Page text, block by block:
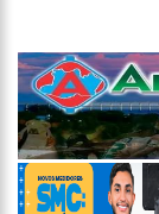
Dudu
10:22 El Niño
13:09 Ipem-AM
13:05 Mãe e